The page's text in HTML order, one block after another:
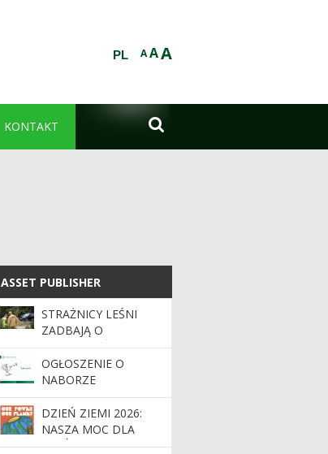
AAA
PL
KONTAKT 
ASSET PUBLISHER
ASSET PUBLISHER
STRAŻNICY LEŚNI
ZADBAJĄ O
BEZPIECZEŃSTWO
PODCZAS MAJÓWKI
OGŁOSZENIE O
NABORZE
DZIEŃ ZIEMI 2026:
NASZA MOC DLA
LASÓW I PLANETY